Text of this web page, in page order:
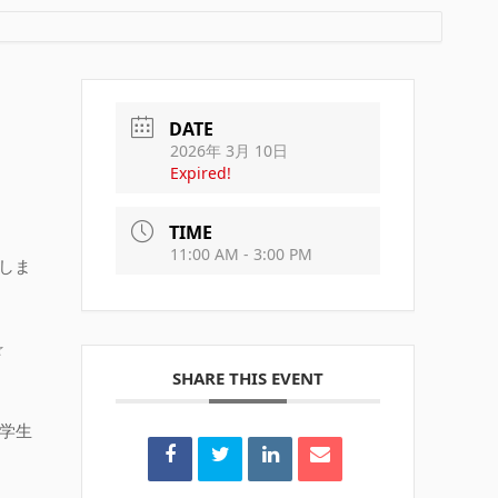
ま
生
DATE
2026年 3月 10日
Expired!
TIME
11:00 AM - 3:00 PM
SHARE THIS EVENT